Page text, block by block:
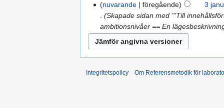
nuvarande
föregående
3
Skapade sidan med '''Till
ambitionsnivåer == En
Integritetspolicy Om Referensmetodik för